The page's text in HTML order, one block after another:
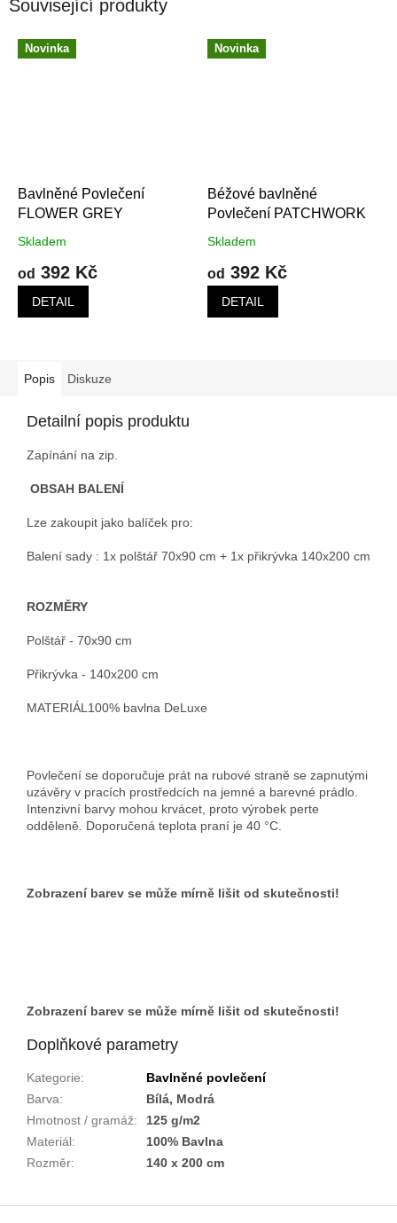
Související produkty
Novinka
Bavlněné Povlečení
FLOWER GREY
Skladem
od 392 Kč
DETAIL
Novinka
Béžové bavlněné
Povlečení PATCHWORK
Skladem
od 392 Kč
DETAIL
Popis Diskuze
Detailní popis produktu
Zapínání na zip.
OBSAH BALENÍ
Lze zakoupit jako balíček pro:
Balení sady : 1x polštář 70x90 cm + 1x přikrývka 140x200 cm
ROZMĚRY
Polštář - 70x90 cm
Přikrývka - 140x200 cm
MATERIÁL100% bavlna DeLuxe
Povlečení se doporučuje prát na rubové straně se zapnutými
uzávěry v pracích prostředcích na jemné a barevné prádlo.
Intenzivní barvy mohou krvácet, proto výrobek perte
odděleně. Doporučená teplota praní je 40 °C.
Zobrazení barev se může mírně lišit od skutečnosti!
Zobrazení barev se může mírně lišit od skutečnosti!
Doplňkové parametry
Kategorie:
Bavlněné povlečení
Barva:
Bílá, Modrá
Hmotnost / gramáž:
125 g/m2
Materiál:
100% Bavlna
Rozměr: 140 x 200 cm